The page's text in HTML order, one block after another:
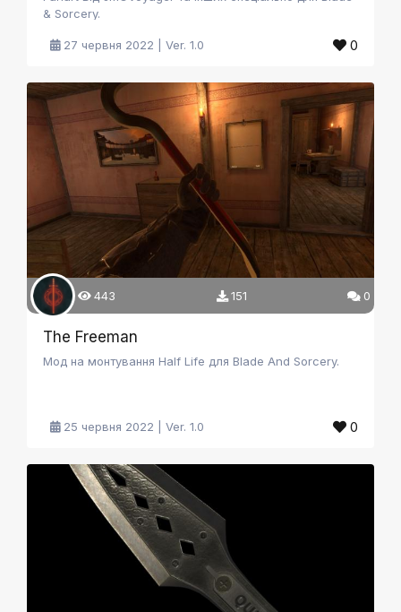
& Sorcery.
27 червня 2022 | Ver. 1.0 0
443 151 0
The Freeman
Мод на монтування Half Life для Blade And Sorcery.
25 червня 2022 | Ver. 1.0 0